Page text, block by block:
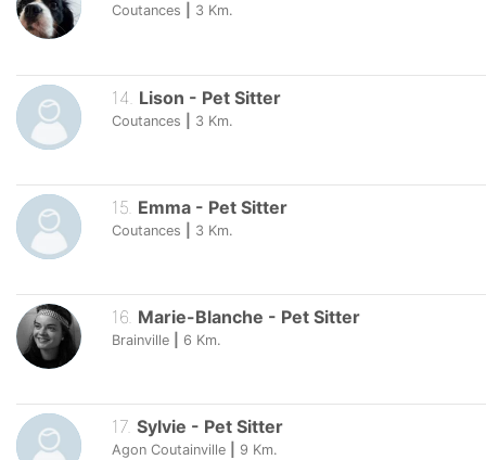
Coutances 3 Km.
14 Lison - Pet Sitter
Coutances 3 Km.
15 Emma - Pet Sitter
Coutances 3 Km.
16 Marie-Blanche - Pet Sitter
Brainville 6 Km.
17. Sylvie - Pet Sitter
Agon Coutainville 9 Km.